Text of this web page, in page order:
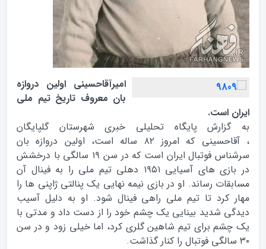
امیرآقاحسینی اولین دروازه
بان معروف تاریخ تیم ملی
ایران است.
به گزارش پایگاه تحلیلی خبری شهرستان گلپایگان
، آقاحسینی که امروز ۸۲ ساله است، اولین دروازه بان
سرشناس فوتبال ایران است که در سن ۱۹ سالگی با درخشش
در بازی های آسیایی ۱۹۵۱ دهلی تیم ملی را به فینال آن
مسابقات رساند. او در بازی نیمه نهایی یک پنالتی ژاپنی ها را
مهار کرد تا تیم ملی راهی فینال شود. او به دلیل آسیب
دیدگی شدید بینایی یک چشم خود را از دست داد و مدتی با
یک چشم برای تیم شاهین گلری کرد، اما خیلی زود و در سن
۳۰ سالگی فوتبال را کنار گذاشت.